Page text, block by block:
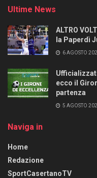
Ultime News
ALTRO
la Paperdì
6 AGOSTO
ecco il
partenza
5 AGOSTO
Naviga in
Home
Redazione
SportCasertanoTV